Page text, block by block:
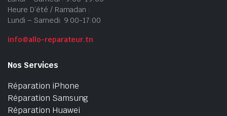
Heure D’été / Ramadan :
Lundi – Samedi: 9:00-17:00
info@allo-reparateur.tn
Nos Services
Réparation iPhone
Réparation Samsung
Réparation Huawei